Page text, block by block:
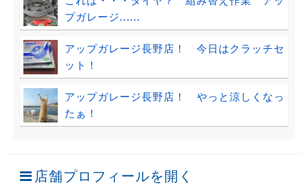
プガレージ......
アップガレージ長野店！ 今日はクラッチセ
ット！
アップガレージ長野店！ やっと涼しくなっ
たぁ！
店舗プロフィールを開く